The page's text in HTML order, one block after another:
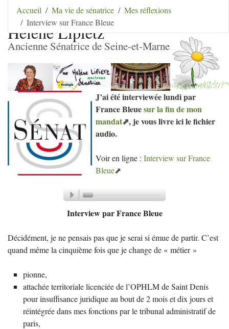
Aller au contenu Aller au menu
Aller au menu
secondaire
| Aller à la recherche
Hélène Lipietz
Ancienne Sénatrice de Seine-et-Marne
Accueil Ma vie de sénatrice
Mes réflexions
Interview sur France Bleue
J’ai été interviewée lundi par
France Bleuesur la fin de mon
mandat , je vous livre ici le fichier
audio.
Voir en ligne :Interview sur France
Bleue
Audio
Interview par France Bleue
Décidément, je ne pensais pas que je serai si émue de partir. C’est
quand même la cinquième fois que je change de « métier »
pionne,
attachée territoriale licenciée de l’OPHLMde Saint Denis
pour insuffisance juridique au bout de 2 mois et dix jours et
réintégrée dans mes fonctions par le tribunal administratif de
paris,